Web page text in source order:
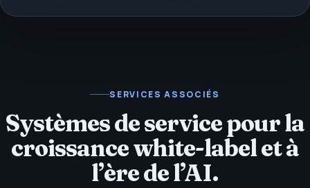
SERVICES ASSOCIÉS
Systèmes de service pour la
croissance white-label et à
l’ère de l’AI.